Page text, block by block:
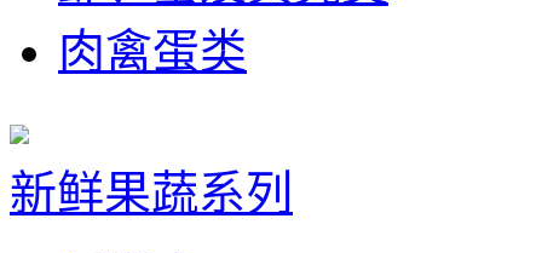
肉禽蛋类
新鲜果蔬系列